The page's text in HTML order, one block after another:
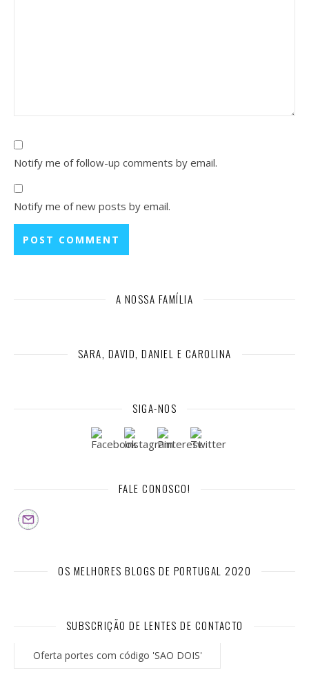
Notify me of follow-up comments by email.
Notify me of new posts by email.
A NOSSA FAMÍLIA
SARA, DAVID, DANIEL E CAROLINA
SIGA-NOS
FALE CONOSCO!
OS MELHORES BLOGS DE PORTUGAL 2020
SUBSCRIÇÃO DE LENTES DE CONTACTO
Oferta portes com código 'SAO DOIS'